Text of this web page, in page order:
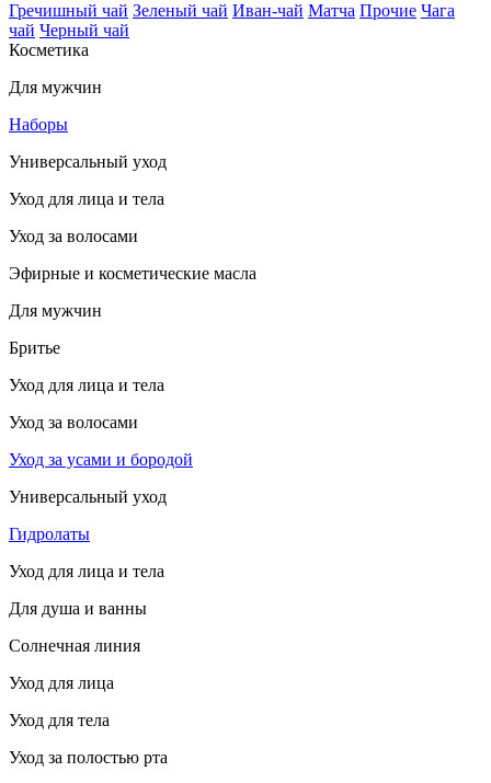
Гречишный чай Зеленый чай Иван-чай Матча Прочие Чага
чай Черный чай
Косметика
Для мужчин
Наборы
Универсальный уход
Уход для лица и тела
Уход за волосами
Эфирные и косметические масла
Для мужчин
Бритье
Уход для лица и тела
Уход за волосами
Уход за усами и бородой
Универсальный уход
Гидролаты
Уход для лица и тела
Для душа и ванны
Солнечная линия
Уход для лица
Уход для тела
Уход за полостью рта